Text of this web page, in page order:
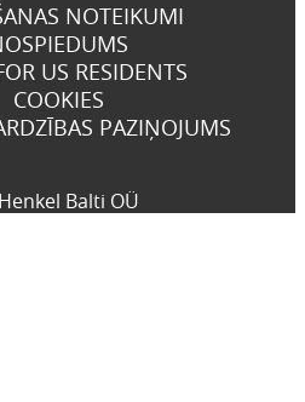
NOTEIKUMI
US RESIDENTS
COOKIES
PAZIŅOJUMS
Balti OÜ